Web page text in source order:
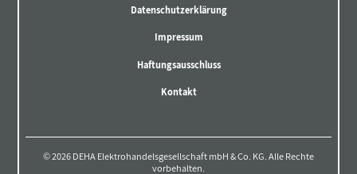
Datenschutzerklärung
Impressum
Haftungsausschluss
Kontakt
© 2026 DEHA Elektrohandelsgesellschaft mbH & Co. KG. Alle Rechte
vorbehalten.